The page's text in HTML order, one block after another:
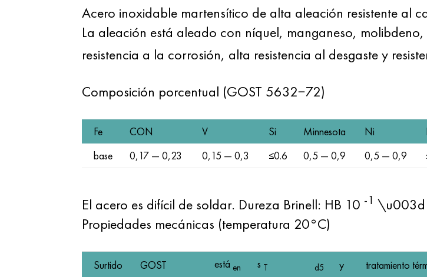
Acero inoxidable martensítico de alta aleación resistente al
La aleación está aleado con níquel, manganeso,
resistencia a la corrosión, alta resistencia al desgaste y
Composición porcentual (GOST 5632−72)
Fe CON V Si Minnesota Ni
base
0,17 — 0,23 0,15 — 0,3 ≤0.6 0,5 — 0,9 0,5 — 0,9
El acero es difícil de soldar. Dureza Brinell: HB 10 -1 \u003d
Propiedades mecánicas (temperatura 20°C)
Surtido GOST está en s T d5 y
tratamiento